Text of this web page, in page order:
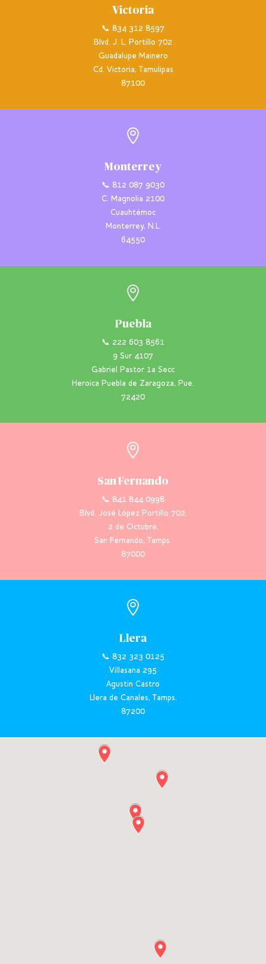
Victoria
📞 834 312 8597
Blvd. J. L. Portillo 702
Guadalupe Mainero
Cd. Victoria, Tamulipas
87100

Monterrey
📞 812 087 9030
C. Magnolia 2100
Cuauhtémoc
Monterrey, N.L.
64550

Puebla
📞 222 603 8561
9 Sur 4107
Gabriel Pastor 1a Secc
Heroica Puebla de Zaragoza, Pue.
72420

San Fernando
📞 841 844 0998
Blvd. José López Portillo 702,
2 de Octubre,
San Fernando, Tamps.
87000

Llera
📞 832 323 0125
Villasana 295
Agustin Castro
Llera de Canales, Tamps.
87200